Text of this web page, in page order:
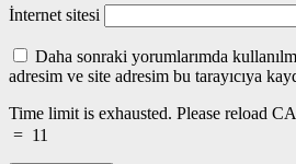
İnternet sitesi
Daha sonraki yorumlarımda
adresim ve site adresim bu tarayıcıya
Time limit is exhausted. Please reload
= 11